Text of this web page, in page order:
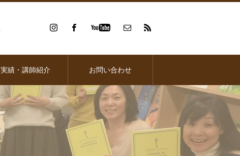
実績・講師紹介 お問い合わせ